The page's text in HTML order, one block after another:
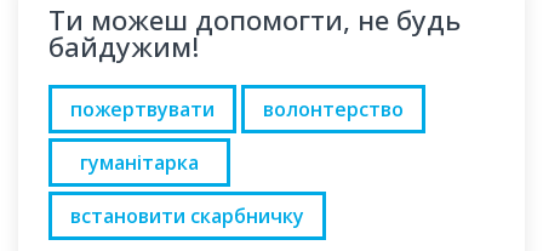
Ти можеш допомогти, не будь
байдужим!
пожертвувати
волонтерство
гуманітарка
встановити скарбничку